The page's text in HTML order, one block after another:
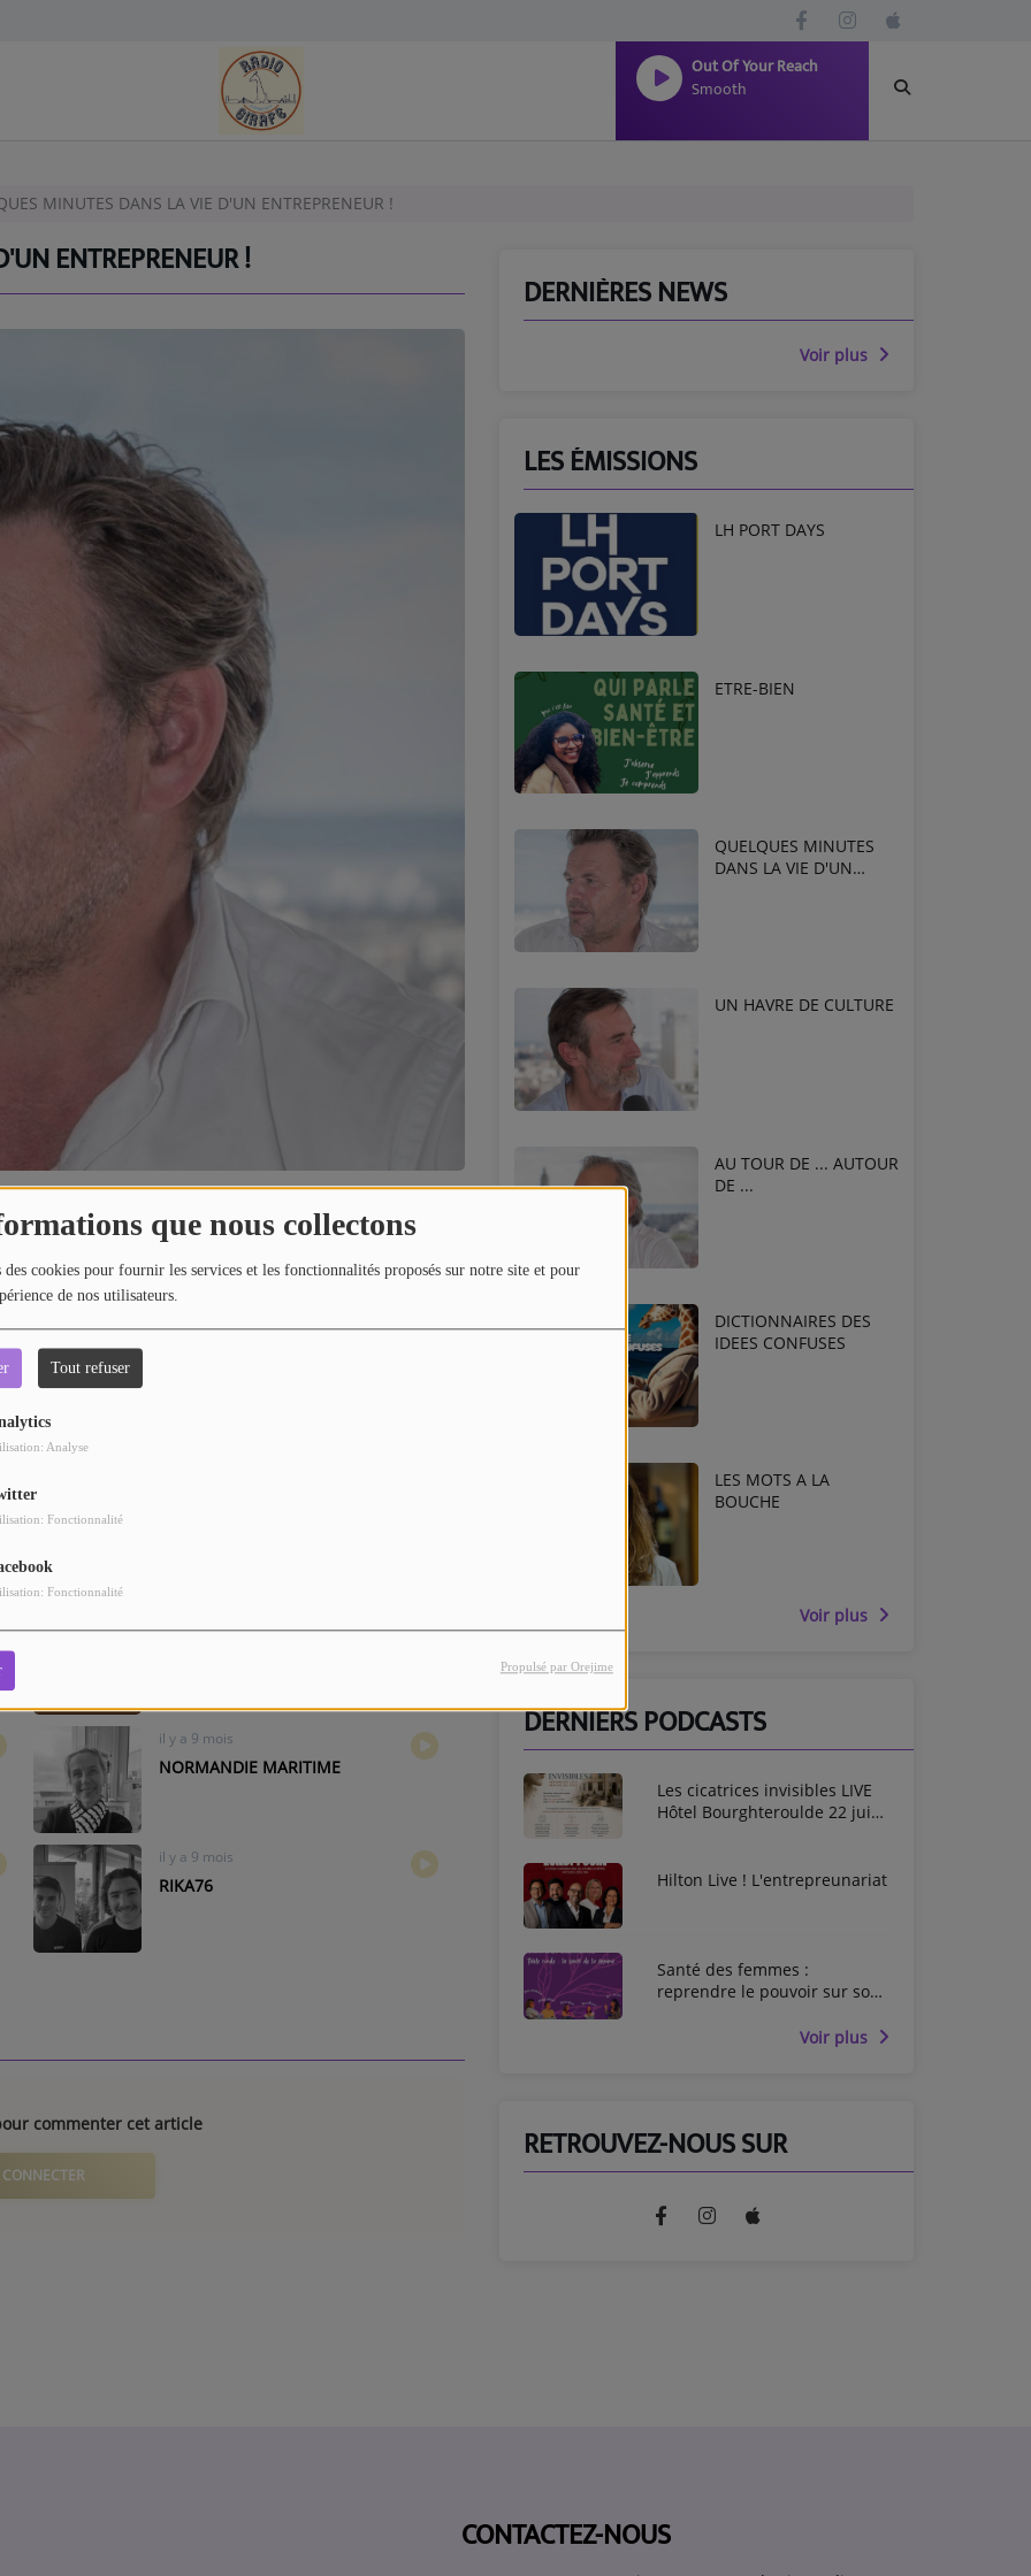
que nous collectons
cookies pour fournir les services et les fonctionnalités proposés sur notre site et pour
de nos utilisateurs.
Tout refuser
Analyse
Fonctionnalité
Fonctionnalité
Propulsé par Orejime
Out Of Your Reach
Smooth
MINUTES DANS LA VIE D'UN ENTREPRENEUR !
ENTREPRENEUR !
vie d'un entrepreneur ...
il y a 9 mois
NORMANDIE MARITIME
il y a 9 mois
RIKA76
commenter cet article
CONNECTER
DERNIÈRES NEWS
Voir plus
LES ÉMISSIONS
LH PORT DAYS
ETRE-BIEN
QUELQUES MINUTES
DANS LA VIE D'UN
UN HAVRE DE CULTURE
AU TOUR DE ... AUTOUR
DE ...
DICTIONNAIRES DES
IDEES CONFUSES
LES MOTS A LA
BOUCHE
Voir plus
DERNIERS PODCASTS
Les cicatrices invisibles LIVE
Hôtel Bourghteroulde 22 juin
Hilton Live ! L'entrepreunariat
Santé des femmes :
reprendre le pouvoir sur son
Voir plus
RETROUVEZ-NOUS SUR
CONTACTEZ-NOUS